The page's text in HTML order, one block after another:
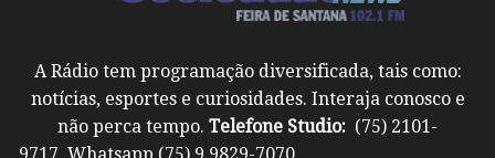
A Rádio tem programação diversificada, tais como:
notícias, esportes e curiosidades. Interaja conosco e
não perca tempo. Telefone Studio: (75) 2101-